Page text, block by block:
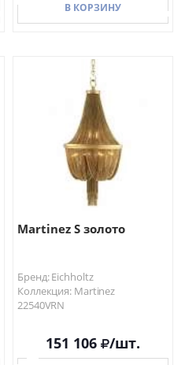
В КОРЗИНУ
В КОРЗИНУ
Martinez S золото
Бренд: Eichholtz
Коллекция: Martinez
22540VRN
151 106 /шт.